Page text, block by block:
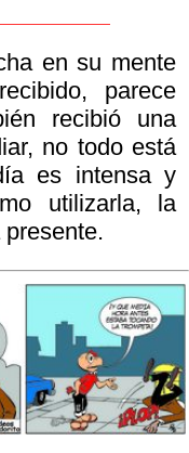
en su mente
parece
recibió una
no todo está
es intensa y
utilizarla, la